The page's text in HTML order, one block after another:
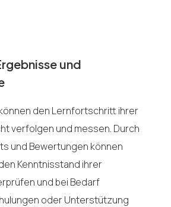
und
den Lernfortschritt ihrer
verfolgen und messen. Durch
und Bewertungen können
Kenntnisstand ihrer
und bei Bedarf
oder Unterstützung